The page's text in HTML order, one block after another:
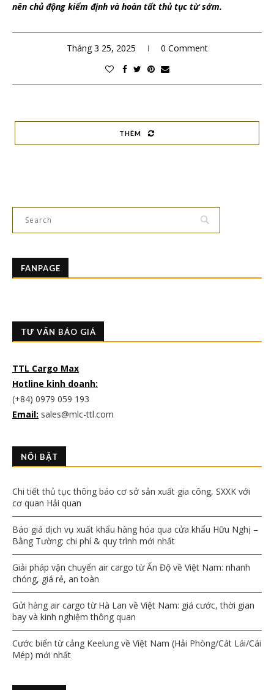
nên chủ động kiểm định và hoàn tất thủ tục từ sớm.
Tháng 3 25, 2025 0 Comment
THÊM
FANPAGE
TƯ VẤN BÁO GIÁ
TTL Cargo Max
Hotline kinh doanh:
(+84) 0979 059 193
Email: sales@mlc-ttl.com
NỔI BẬT
Chi tiết thủ tục thông báo cơ sở sản xuất gia công, SXXK với
cơ quan Hải quan
Báo giá dịch vụ xuất khẩu hàng hóa qua cửa khẩu Hữu Nghị –
Bằng Tường: chi phí & quy trình mới nhất
Giải pháp vận chuyển air cargo từ Ấn Độ về Việt Nam: nhanh
chóng, giá rẻ, an toàn
Gửi hàng air cargo từ Hà Lan về Việt Nam: giá cước, thời gian
bay và kinh nghiệm thông quan
Cước biển từ cảng Keelung về Việt Nam (Hải Phòng/Cát Lái/Cái
Mép) mới nhất